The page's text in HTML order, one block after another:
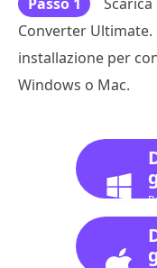
Converter
installazione per
Windows o Mac.